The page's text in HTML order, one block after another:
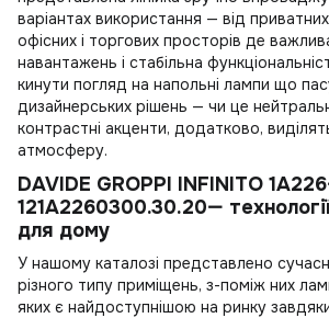
варіантах використання — від приватних
офісних і торгових просторів де
навантажень і стабільна
кинути погляд на напольні лампи що
дизайнерських рішень — чи це
контрастні акценти, додатково,
атмосферу.
DAVIDE GROPPI INFINITO
121A2260300.30.20—
для дому
У нашому каталозі представлено
різного типу приміщень, з-поміж них
яких є найдоступнішою на ринку